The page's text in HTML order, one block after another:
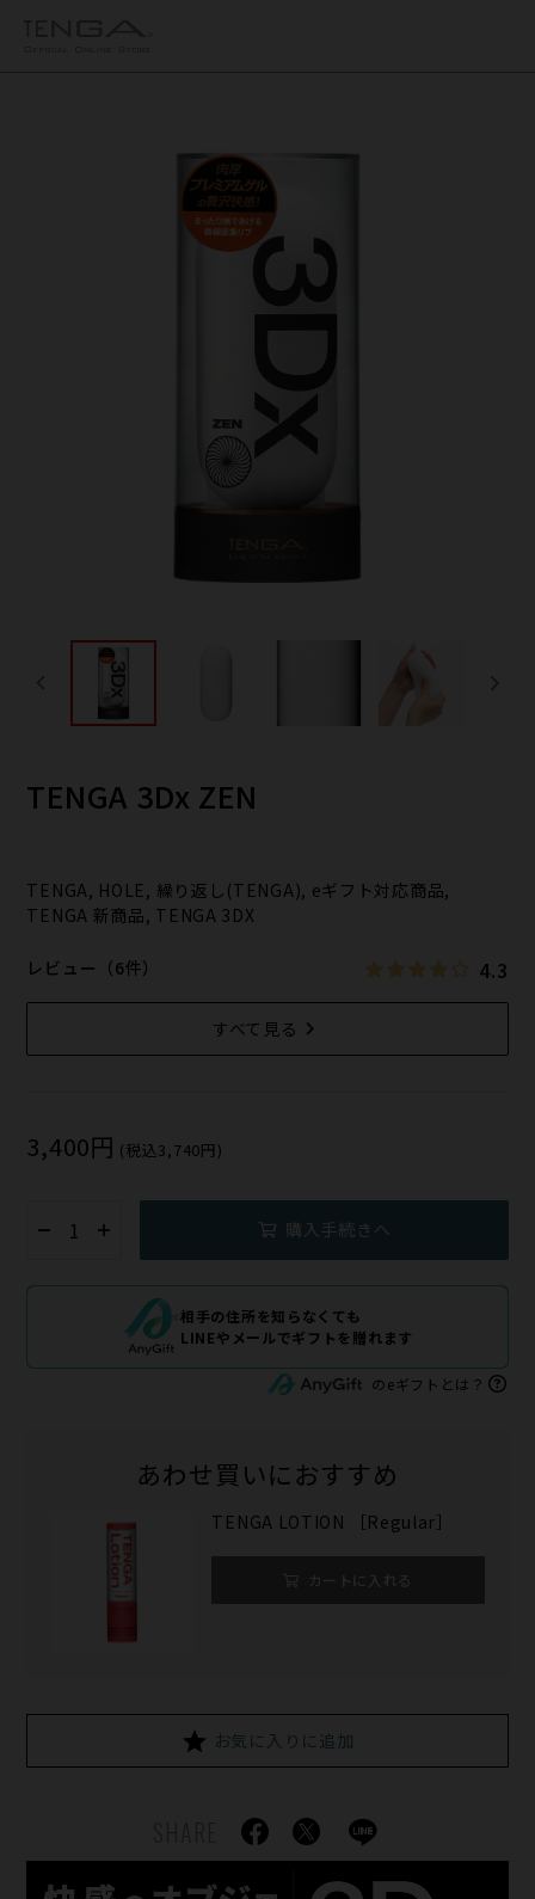
TENGA 3Dx ZEN
TENGA, HOLE, 繰り返し(TENGA), eギフト対応商品,
TENGA 新商品, TENGA 3DX
レビュー（6件） 4.3
すべて見る
3,400円 (税込3,740円)
購入手続きへ
相手の住所を知らなくても
LINEやメールでギフトを贈れます
のeギフトとは？
あわせ買いにおすすめ
TENGA LOTION ［Regular］
お気に入りに追加